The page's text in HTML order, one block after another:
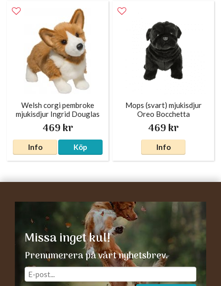
Welsh corgi pembroke
mjukisdjur Ingrid Douglas
469 kr
Info Köp
Mops (svart) mjukisdjur
Oreo Bocchetta
469 kr
Info
Missa inget kul!
Prenumerera på vårt nyhetsbrev.